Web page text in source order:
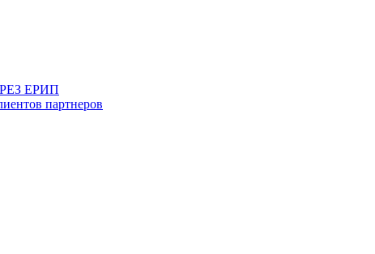
ЕРИП
партнеров